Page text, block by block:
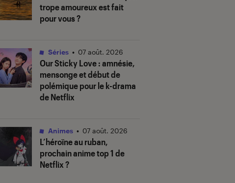
trope amoureux est fait
pour vous ?
Our Sticky Love: amnésie,
mensonge et début de
polémique pour le k-drama
de Netflix
Séries • 07 août. 2026
L’héroïne au ruban,
prochain anime top 1 de
Netflix ?
Animes • 07 août. 2026